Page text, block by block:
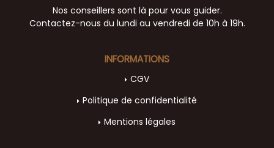
Nos conseillers sont là pour vous guider.
Contactez-nous du lundi au vendredi de 10h à 19h.
INFORMATIONS
CGV
Politique de confidentialité
Mentions légales